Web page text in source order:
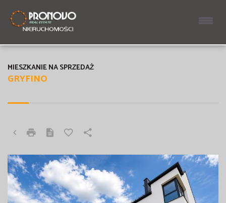
GRYFINO
MIESZKANIE NA SPRZEDAŻ